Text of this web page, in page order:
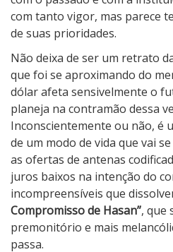
com tanto vigor, mas parece
de suas prioridades.
Não deixa de ser um retrato
que foi se aproximando do
dólar afeta sensivelmente o
planeja na contramão dessa
Inconscientemente ou não, é
de um modo de vida que vai
as ofertas de antenas
juros baixos na intenção do
incompreensíveis que
Compromisso de Hasan”, que
premonitório e mais
passa.